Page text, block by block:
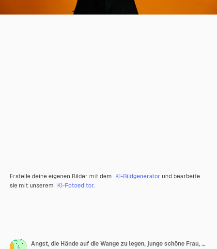
Erstelle deine eigenen Bilder mit dem KI-Bildgenerator und bearbeite
sie mit unserem KI-Fotoeditor.
Angst, die Hände auf die Wange zu legen, junge schöne Frau, die schwarze Jacke trägt, isoliert auf orangefarbenem Hintergrund